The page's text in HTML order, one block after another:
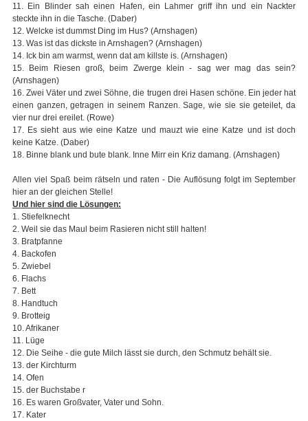
11. Ein Blinder sah einen Hafen, ein Lahmer griff ihn und ein Nackter
steckte ihn in die Tasche. (Daber)
12. Welcke ist dummst Ding im Hus? (Arnshagen)
13. Was ist das dickste in Arnshagen? (Arnshagen)
14. Ick bin am warmst, wenn dat am killste is. (Arnshagen)
15. Beim Riesen groß, beim Zwerge klein - sag wer mag das sein?
(Arnshagen)
16. Zwei Väter und zwei Söhne, die trugen drei Hasen schöne. Ein jeder hat
einen ganzen, getragen in seinem Ranzen. Sage, wie sie sie geteilet, da
vier nur drei ereilet. (Rowe)
17. Es sieht aus wie eine Katze und mauzt wie eine Katze und ist doch
keine Katze. (Daber)
18. Binne blank und bute blank. Inne Mirr ein Kriz damang. (Arnshagen)
Allen viel Spaß beim rätseln und raten - Die Auflösung folgt im September
hier an der gleichen Stelle!
Und hier sind die Lösungen:
1. Stiefelknecht
2. Weil sie das Maul beim Rasieren nicht still halten!
3. Bratpfanne
4. Backofen
5. Zwiebel
6. Flachs
7. Bett
8. Handtuch
9. Brotteig
10. Afrikaner
11. Lüge
12. Die Seihe - die gute Milch lässt sie durch, den Schmutz behält sie.
13. der Kirchturm
14. Ofen
15. der Buchstabe r
16. Es waren Großvater, Vater und Sohn.
17. Kater